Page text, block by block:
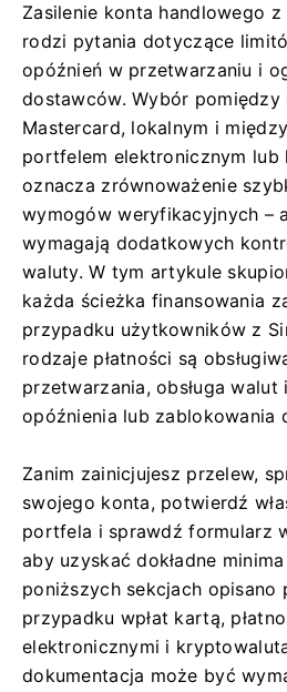
Zasilenie konta handlowego
rodzi pytania dotyczące
opóźnień w przetwarzaniu i
dostawców. Wybór pomiędzy
Mastercard, lokalnym i
portfelem elektronicznym lub
oznacza zrównoważenie
wymogów weryfikacyjnych –
wymagają dodatkowych
waluty. W tym artykule
każda ścieżka finansowania
przypadku użytkowników z
rodzaje płatności są
przetwarzania, obsługa
opóźnienia lub zablokowania
Zanim zainicjujesz przelew,
swojego konta, potwierdź
portfela i sprawdź formularz
aby uzyskać dokładne
poniższych sekcjach
przypadku wpłat kartą,
elektronicznymi i
dokumentacja może być